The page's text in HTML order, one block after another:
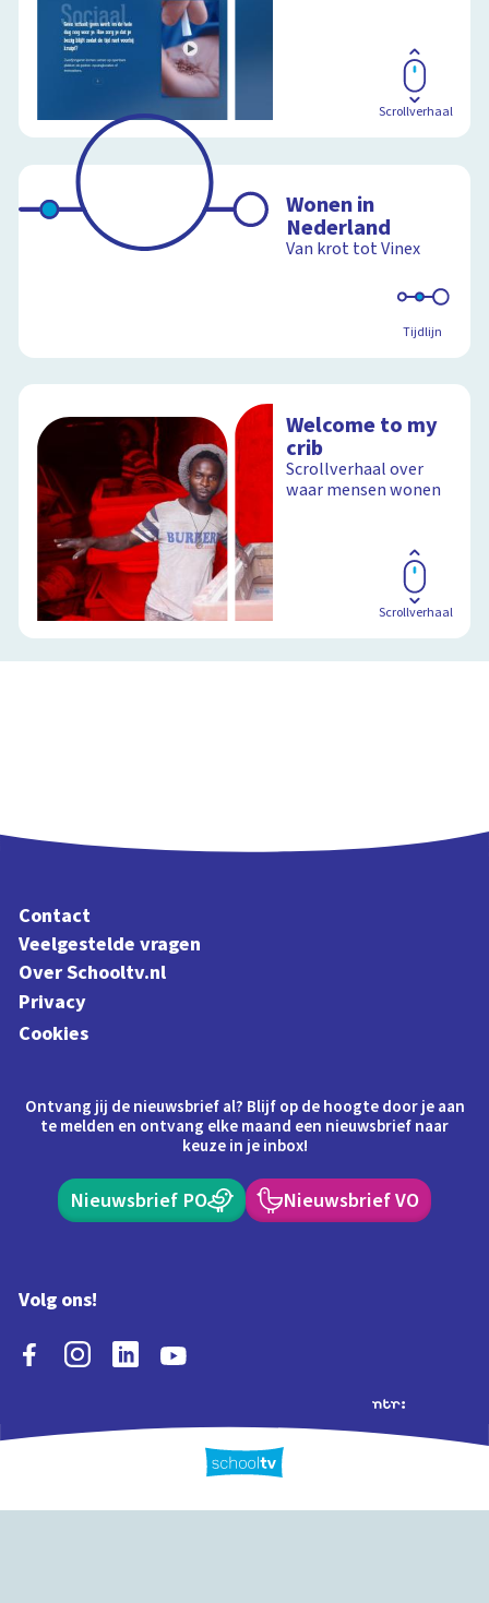
Scrollverhaal
Wonen in
Nederland
Van krot tot Vinex
Tijdlijn
Welcome to my
crib
Scrollverhaal over
waar mensen wonen
Scrollverhaal
Contact
Veelgestelde vragen
Over Schooltv.nl
Privacy
Cookies
Ontvang jij de nieuwsbrief al? Blijf op de hoogte door je aan
te melden en ontvang elke maand een nieuwsbrief naar
keuze in je inbox!
Nieuwsbrief PO Nieuwsbrief VO
Volg ons!